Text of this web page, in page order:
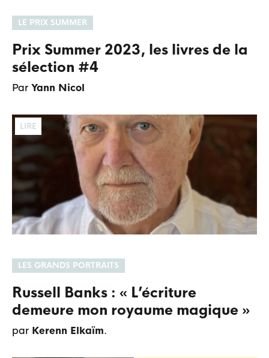
LE PRIX SUMMER
Prix Summer 2023, les livres de la
sélection #4
Par Yann Nicol
LIRE
LES GRANDS PORTRAITS
Russell Banks : « L’écriture
demeure mon royaume magique »
par Kerenn Elkaïm.